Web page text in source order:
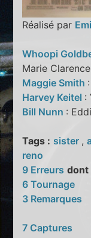
Réalisé par
Whoopi
Marie Clarence
Maggie Smith
Harvey Keitel :
Bill Nunn :
Tags : sister ,
reno
9 Erreurs dont
6 Tournage
3 Remarques
7 Captures